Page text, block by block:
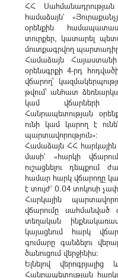
ՀՀ
համաձայն`
օրենքին
տուրքեր, կատարել
մուտքագրվող պարտադիր
Համաձայն
օրենսգրքի 4-րդ
վճարող՝
թվում՝ անհատ
կամ վճարների
Հանրապետության
ունի կամ կարող է
պարտավորություն»:
Համաձայն ՀՀ հարկային
մասի` «հարկի
ուշացնելու դեպքում
համար հարկ վճարողը
է տույժ` 0.04 տոկոսի
Հարկային
վճարումը սահմանված
տեղական
կայացնում հարկ
գումարը գանձելու
ծանուցում վերջինիս:
Ելնելով
Հանրապետության